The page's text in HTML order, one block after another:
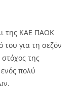
της ΚΑΕ ΠΑΟΚ
του για τη σεζόν
στόχος της
πολύ